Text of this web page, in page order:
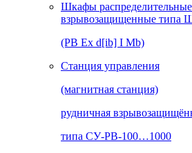
Шкафы
взрывозащищенные
(РВ Ex d[ib] I Mb)
Станция управления
(магнитная станция)
рудничная
типа СУ-РВ-100…1000